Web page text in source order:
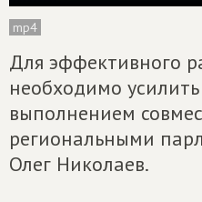
mp4
Для эффективного
необходимо
выполнением
региональными
Олег Николаев.